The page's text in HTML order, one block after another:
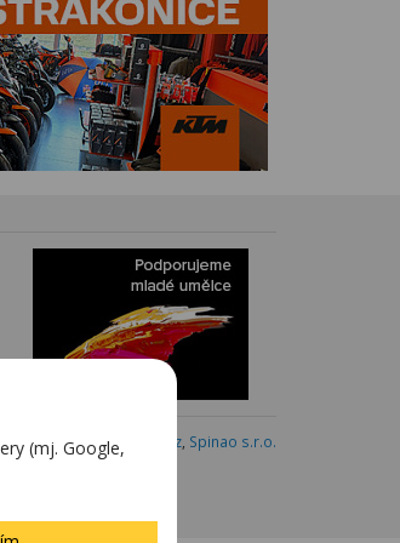
Webdesign:Blovský.cz Spinao s.r.o.
(mj. Google,